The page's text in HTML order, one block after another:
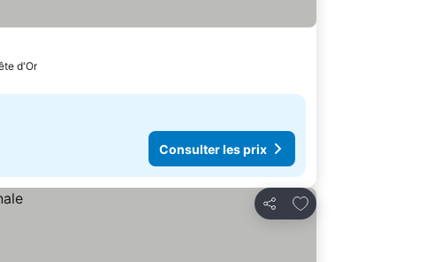
d'Or
Consulter les prix
Partager
Ajouter à mes favoris